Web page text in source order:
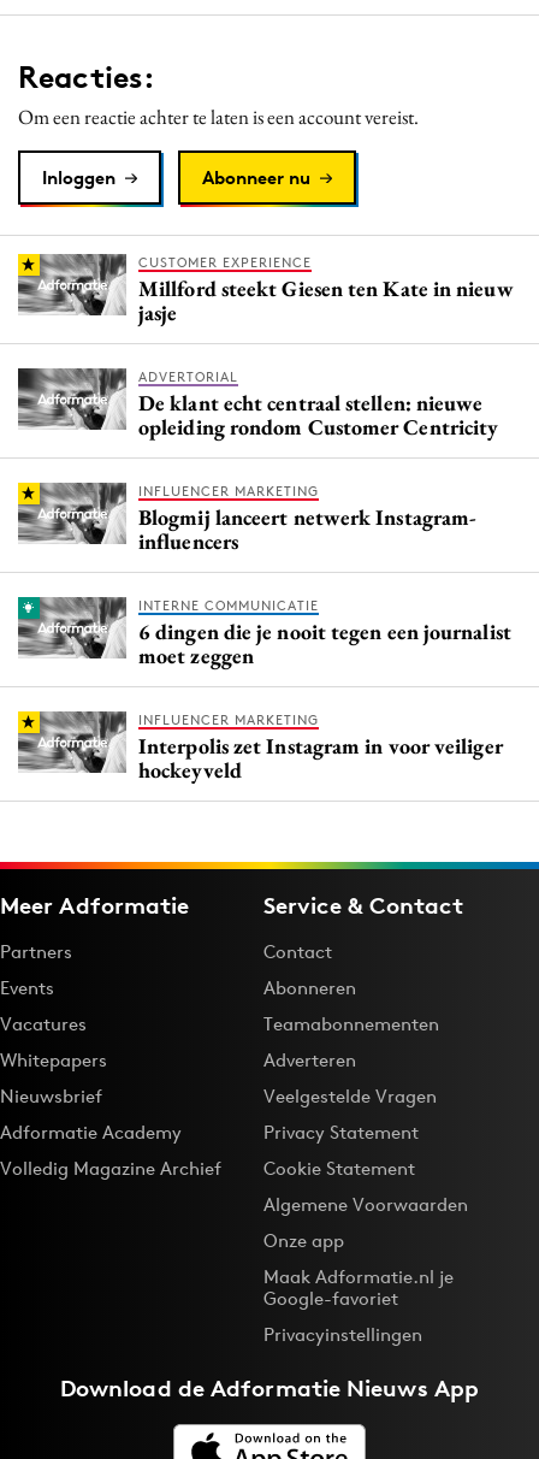
Reacties:
Om een reactie achter te laten is een account vereist.
Inloggen Abonneer nu
CUSTOMER EXPERIENCE
Millford steekt Giesen ten Kate in nieuw
jasje
ADVERTORIAL
De klant echt centraal stellen: nieuwe
opleiding rondom Customer Centricity
INFLUENCER MARKETING
Blogmij lanceert netwerk Instagram-
influencers
INTERNE COMMUNICATIE
6 dingen die je nooit tegen een journalist
moet zeggen
INFLUENCER MARKETING
Interpolis zet Instagram in voor veiliger
hockeyveld
Meer Adformatie
Partners
Events
Vacatures
Whitepapers
Nieuwsbrief
Adformatie Academy
Volledig Magazine Archief
Service & Contact
Contact
Abonneren
Teamabonnementen
Adverteren
Veelgestelde Vragen
Privacy Statement
Cookie Statement
Algemene Voorwaarden
Onze app
Maak Adformatie.nl je
Google-favoriet
Privacyinstellingen
Download deAdformatie Nieuws App